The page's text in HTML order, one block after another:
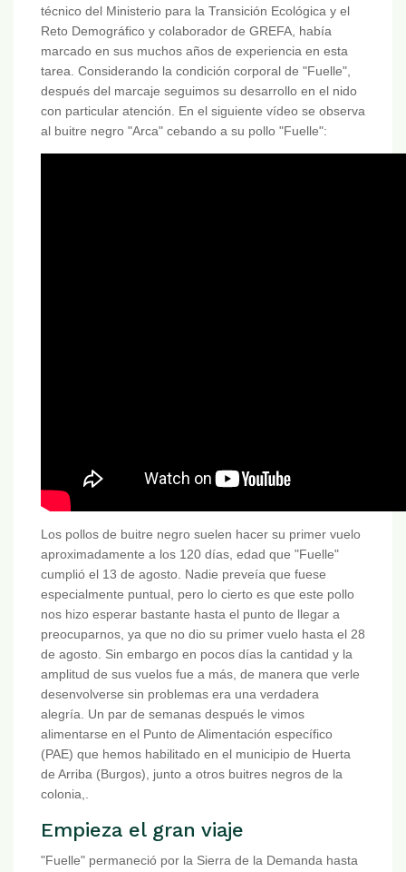
técnico del Ministerio para la Transición Ecológica y el
Reto Demográfico y colaborador de GREFA, había
marcado en sus muchos años de experiencia en esta
tarea. Considerando la condición corporal de "Fuelle",
después del marcaje seguimos su desarrollo en el nido
con particular atención. En el siguiente vídeo se observa
al buitre negro "Arca" cebando a su pollo "Fuelle":
Los pollos de buitre negro suelen hacer su primer vuelo
aproximadamente a los 120 días, edad que "Fuelle"
cumplió el 13 de agosto. Nadie preveía que fuese
especialmente puntual, pero lo cierto es que este pollo
nos hizo esperar bastante hasta el punto de llegar a
preocuparnos, ya que no dio su primer vuelo hasta el 28
de agosto. Sin embargo en pocos días la cantidad y la
amplitud de sus vuelos fue a más, de manera que verle
desenvolverse sin problemas era una verdadera
alegría. Un par de semanas después le vimos
alimentarse en el Punto de Alimentación específico
(PAE) que hemos habilitado en el municipio de Huerta
de Arriba (Burgos), junto a otros buitres negros de la
colonia,.
Empieza el gran viaje
"Fuelle" permaneció por la Sierra de la Demanda hasta